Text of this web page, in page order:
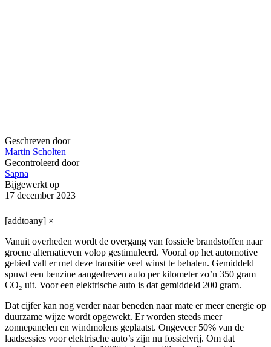
Geschreven door
Martin Scholten
Gecontroleerd door
Sapna
Bijgewerkt op
17 december 2023
[addtoany] ×
Vanuit overheden wordt de overgang van fossiele brandstoffen naar
groene alternatieven volop gestimuleerd. Vooral op het automotive
gebied valt er met deze transitie veel winst te behalen. Gemiddeld
spuwt een benzine aangedreven auto per kilometer zo’n 350 gram
CO₂ uit. Voor een elektrische auto is dat gemiddeld 200 gram.
Dat cijfer kan nog verder naar beneden naar mate er meer energie op
duurzame wijze wordt opgewekt. Er worden steeds meer
zonnepanelen en windmolens geplaatst. Ongeveer 50% van de
laadsessies voor elektrische auto’s zijn nu fossielvrij. Om dat